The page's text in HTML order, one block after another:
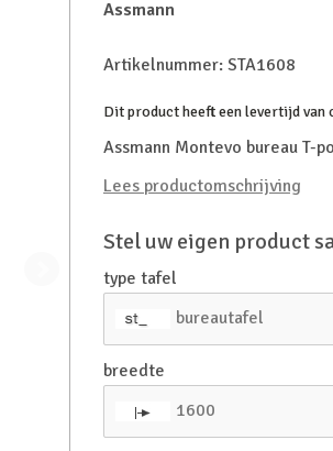
Assmann
Artikelnummer: STA1608
Dit product heeft een levertijd van
Assmann Montevo bureau T-
Lees productomschrijving
Stel uw eigen product
type tafel
bureautafel
breedte
1600